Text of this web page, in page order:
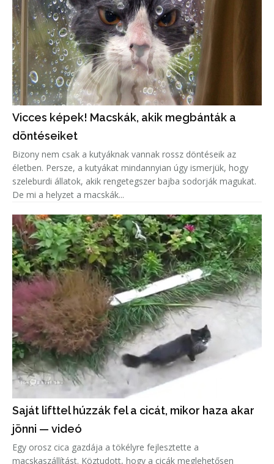
Vicces képek! Macskák, akik megbánták a
döntéseiket
Bizony nem csak a kutyáknak vannak rossz döntéseik az
életben. Persze, a kutyákat mindannyian úgy ismerjük, hogy
szeleburdi állatok, akik rengetegszer bajba sodorják magukat.
De mi a helyzet a macskák...
Saját lifttel húzzák fel a cicát, mikor haza akar
jönni — videó
Egy orosz cica gazdája a tökélyre fejlesztette a
macskaszállítást. Köztudott, hogy a cicák meglehetősen